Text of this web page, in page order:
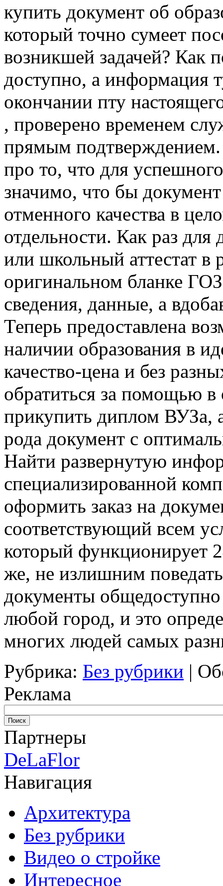
купить дoкумeнт об
который точно сумеет
возникшей задачей? Как
доступно, а информация
окончании пту
, проверено временем
прямым подтверждением.
про то, что для
значимо, что бы
отменного качества в
отдельности. Как раз
или школьный аттестат в
оригинальном бланке
сведения, данные, а
Теперь предоставлена
наличии образования в
качество-цена и без
обратиться за помощью
прикупить диплом ВУЗа,
рода документ с
Найти развернутую
специализированной
оформить заказ на
соответствующий всем
который функционирует
же, не излишним
документы
любой город, и это
многих людей самых
Рубрика: Без рубрики |
Реклама
Партнеры
DeLaFlor
Навигация
Архитектура
Без рубрики
Видео о стройке
Интересное